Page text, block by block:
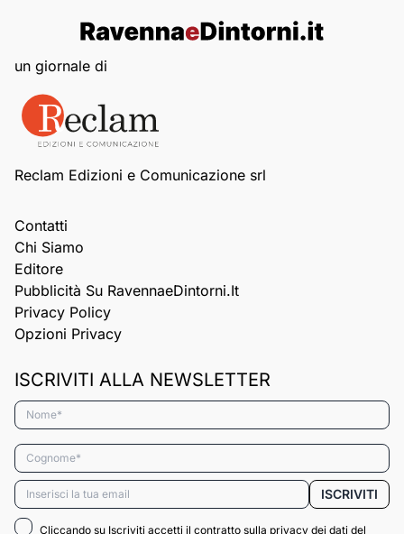
un giornale di
Reclam Edizioni e Comunicazione srl
Contatti
Chi Siamo
Editore
Pubblicità Su RavennaeDintorni.it
Privacy Policy
Opzioni Privacy
ISCRIVITI ALLA NEWSLETTER
Nome*
Cognome*
Email* ISCRIVITI
Cliccando su Iscriviti accetti il contratto sulla privacy dei dati del